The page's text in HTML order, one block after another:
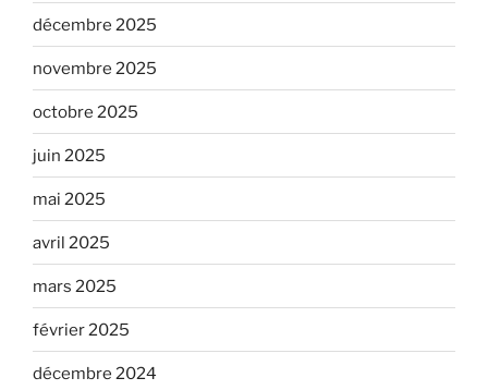
décembre 2025
novembre 2025
octobre 2025
juin 2025
mai 2025
avril 2025
mars 2025
février 2025
décembre 2024